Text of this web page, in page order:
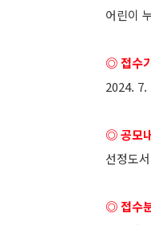
어린이
◎ 접수
2024. 7.
◎ 공모
선정도
◎ 접수